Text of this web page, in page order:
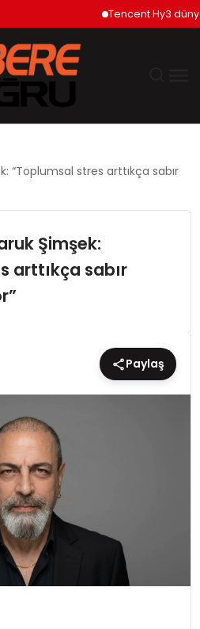
Tencent Hy3 dünya
“Toplumsal stres arttıkça sabır
Şimşek:
arttıkça sabır
Paylaş